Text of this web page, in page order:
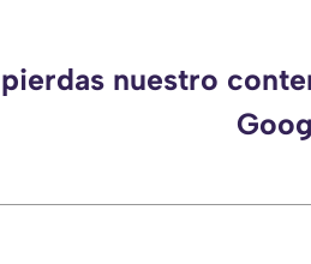
pierdas nuestro